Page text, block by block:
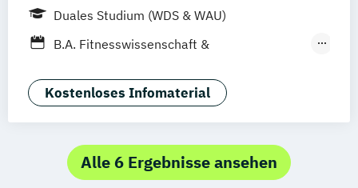
Weil am Rhein
Frankfurt am Main
Duales Studium (WDS & WAU)
B.A. Fitnesswissenschaft &
Business Administration
Digital Transformation Management
Hotel- und Tourismusmarketing
Hotelmanagement
Kostenloses Infomaterial
Alle 6 Ergebnisse ansehen